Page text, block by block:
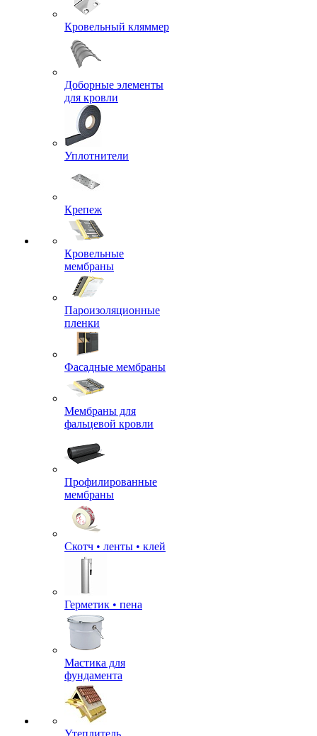
Кровельный кляммер
Доборные элементы
для кровли
Уплотнители
Крепеж
Кровельные
мембраны
Пароизоляционные
пленки
Фасадные мембраны
Мембраны для
фальцевой кровли
Профилированные
мембраны
Скотч • ленты • клей
Герметик • пена
Мастика для
фундамента
Утеплитель